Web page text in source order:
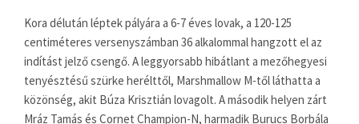
Kora délután léptek pályára a 6-7 éves lovak, a 120-125
centiméteres versenyszámban 36 alkalommal hangzott el az
indítást jelző csengő. A leggyorsabb hibátlant a mezőhegyesi
tenyésztésű szürke herélttől, Marshmallow M-től láthatta a
közönség, akit Búza Krisztián lovagolt. A második helyen zárt
Mráz Tamás és Cornet Champion-N, harmadik Burucs Borbála